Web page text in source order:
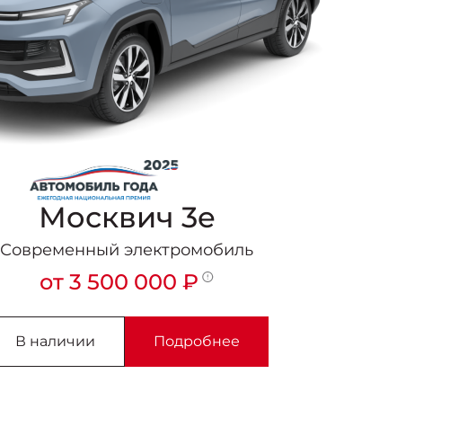
Москвич 3е
Современный электромобиль
от 3 500 000 ₽
В наличии Подробнее